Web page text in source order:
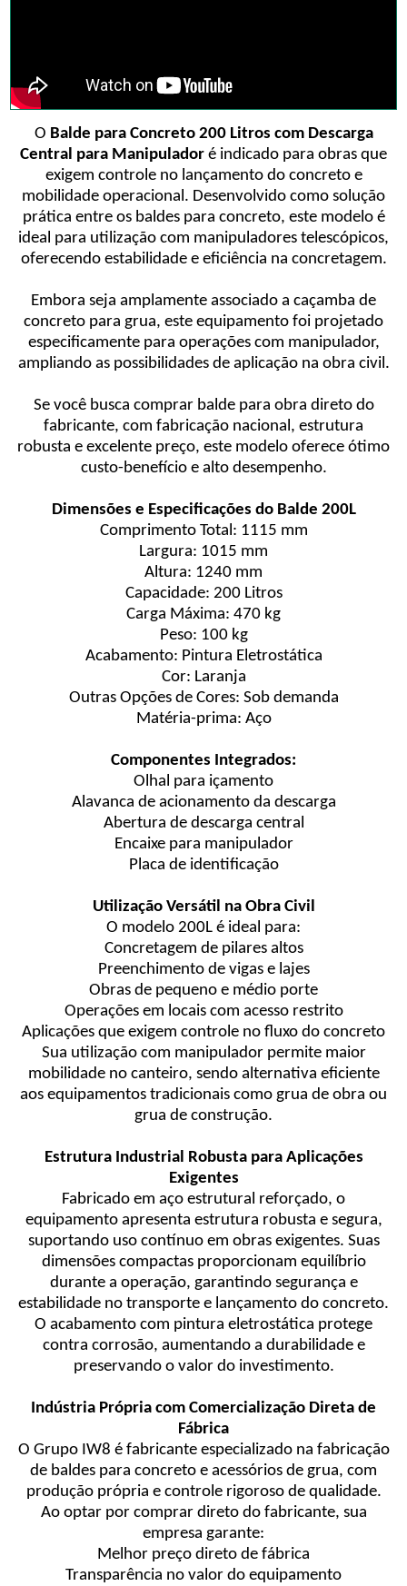
O Balde para Concreto 200 Litros com Descarga
Central para Manipulador é indicado para obras que
exigem controle no lançamento do concreto e
mobilidade operacional. Desenvolvido como solução
prática entre os baldes para concreto, este modelo é
ideal para utilização com manipuladores telescópicos,
oferecendo estabilidade e eficiência na concretagem.
Embora seja amplamente associado a caçamba de
concreto para grua, este equipamento foi projetado
especificamente para operações com manipulador,
ampliando as possibilidades de aplicação na obra civil.
Se você busca comprar balde para obra direto do
fabricante, com fabricação nacional, estrutura
robusta e excelente preço, este modelo oferece ótimo
custo-benefício e alto desempenho.
Dimensões e Especificações do Balde 200L
Comprimento Total: 1115 mm
Largura: 1015 mm
Altura: 1240 mm
Capacidade: 200 Litros
Carga Máxima: 470 kg
Peso: 100 kg
Acabamento: Pintura Eletrostática
Cor: Laranja
Outras Opções de Cores: Sob demanda
Matéria-prima: Aço
Componentes Integrados:
Olhal para içamento
Alavanca de acionamento da descarga
Abertura de descarga central
Encaixe para manipulador
Placa de identificação
Utilização Versátil na Obra Civil
O modelo 200L é ideal para:
Concretagem de pilares altos
Preenchimento de vigas e lajes
Obras de pequeno e médio porte
Operações em locais com acesso restrito
Aplicações que exigem controle no fluxo do concreto
Sua utilização com manipulador permite maior
mobilidade no canteiro, sendo alternativa eficiente
aos equipamentos tradicionais como grua de obra ou
grua de construção.
Estrutura Industrial Robusta para Aplicações
Exigentes
Fabricado em aço estrutural reforçado, o
equipamento apresenta estrutura robusta e segura,
suportando uso contínuo em obras exigentes. Suas
dimensões compactas proporcionam equilíbrio
durante a operação, garantindo segurança e
estabilidade no transporte e lançamento do concreto.
O acabamento com pintura eletrostática protege
contra corrosão, aumentando a durabilidade e
preservando o valor do investimento.
Indústria Própria com Comercialização Direta de
Fábrica
O Grupo IW8 é fabricante especializado na fabricação
de baldes para concreto e acessórios de grua, com
produção própria e controle rigoroso de qualidade.
Ao optar por comprar direto do fabricante, sua
empresa garante:
Melhor preço direto de fábrica
Transparência no valor do equipamento